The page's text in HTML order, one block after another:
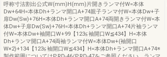
呼称寸法割出公式W(mm)H(mm)片開きランマ付W=本体
Dw+64H=本体Dh+ランマ開口A+74親子ランマ付W=本体Dw+子
扉Dw(Sw)+76H=本体Dh+ランマ開口A+74両開きランマ付W=本
体Dw+子扉Dw(Sw)+76H=本体Dh+ランマ開口A+74片袖ランマ
付W=本体Dw+袖開口W+99【123≦袖開口W≦434】H=本体
Dh+ランマ開口A+74両袖ランマ付W=本体Dw+(袖開口
W×2)+134【123≦袖開口W≦434】H=本体Dh+ランマ開口A+74※